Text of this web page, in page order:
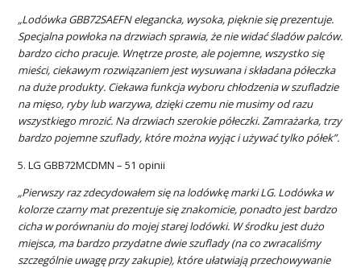
„Lodówka GBB72SAEFN elegancka, wysoka, pięknie się prezentuje.
Specjalna powłoka na drzwiach sprawia, że nie widać śladów palców.
bardzo cicho pracuje. Wnętrze proste, ale pojemne, wszystko się
mieści, ciekawym rozwiązaniem jest wysuwana i składana półeczka
na duże produkty. Ciekawa funkcja wyboru chłodzenia w szufladzie
na mięso, ryby lub warzywa, dzięki czemu nie musimy od razu
wszystkiego mrozić. Na drzwiach szerokie półeczki. Zamrażarka, trzy
bardzo pojemne szuflady, które można wyjąc i używać tylko półek”.
5. LG GBB72MCDMN – 51 opinii
„Pierwszy raz zdecydowałem się na lodówkę marki LG. Lodówka w
kolorze czarny mat prezentuje się znakomicie, ponadto jest bardzo
cicha w porównaniu do mojej starej lodówki. W środku jest dużo
miejsca, ma bardzo przydatne dwie szuflady (na co zwracaliśmy
szczególnie uwagę przy zakupie), które ułatwiają przechowywanie